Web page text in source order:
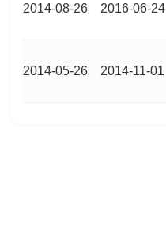
2014-08-26 2016-06-24
2014-05-26 2014-11-01